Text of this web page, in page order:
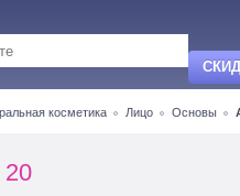
косметика Лицо Основы